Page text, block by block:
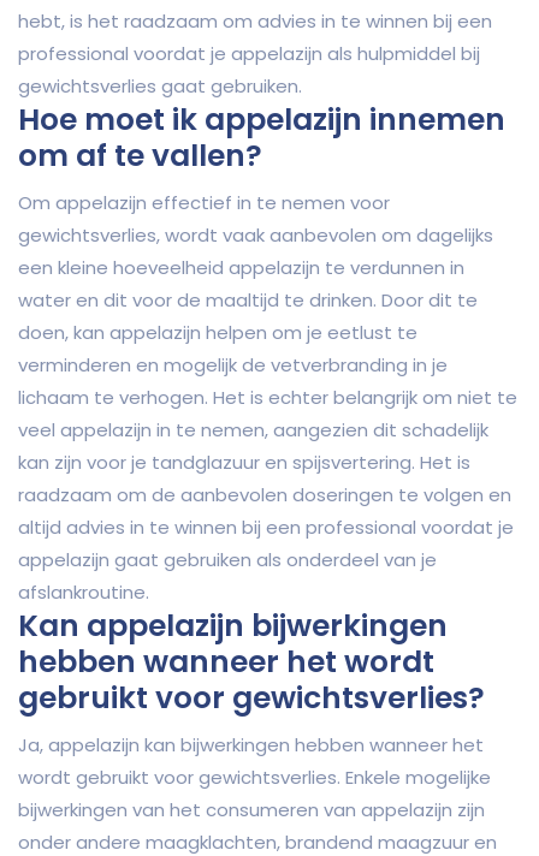
hebt, is het raadzaam om advies in te winnen bij een
professional voordat je appelazijn als hulpmiddel bij
gewichtsverlies gaat gebruiken.
Hoe moet ik appelazijn innemen
om af te vallen?
Om appelazijn effectief in te nemen voor
gewichtsverlies, wordt vaak aanbevolen om dagelijks
een kleine hoeveelheid appelazijn te verdunnen in
water en dit voor de maaltijd te drinken. Door dit te
doen, kan appelazijn helpen om je eetlust te
verminderen en mogelijk de vetverbranding in je
lichaam te verhogen. Het is echter belangrijk om niet te
veel appelazijn in te nemen, aangezien dit schadelijk
kan zijn voor je tandglazuur en spijsvertering. Het is
raadzaam om de aanbevolen doseringen te volgen en
altijd advies in te winnen bij een professional voordat je
appelazijn gaat gebruiken als onderdeel van je
afslankroutine.
Kan appelazijn bijwerkingen
hebben wanneer het wordt
gebruikt voor gewichtsverlies?
Ja, appelazijn kan bijwerkingen hebben wanneer het
wordt gebruikt voor gewichtsverlies. Enkele mogelijke
bijwerkingen van het consumeren van appelazijn zijn
onder andere maagklachten, brandend maagzuur en